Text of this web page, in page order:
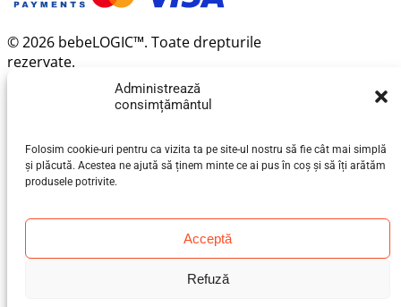
Administrează
consimțământul
Folosim cookie-uri pentru ca vizita ta pe site-ul nostru să fie cât mai simplă
și plăcută. Acestea ne ajută să ținem minte ce ai pus în coș și să îți arătăm
produsele potrivite.
Acceptă
Refuză
© 2026 bebeLOGIC™. Toate drepturile
rezervate.